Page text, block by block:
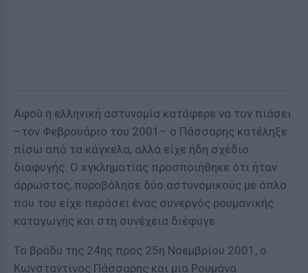
Αφού η ελληνική αστυνομία κατάφερε να τον πιάσει
–τον Φεβρουάριο του 2001– ο Πάσσαρης κατέληξε
πίσω από τα κάγκελα, αλλά είχε ήδη σχέδιο
διαφυγής. Ο εγκληματίας προσποιήθηκε ότι ήταν
άρρωστος, πυροβόλησε δύο αστυνομικούς με όπλο
που του είχε περάσει ένας συνεργός ρουμανικής
καταγωγής και στη συνέχεια διέφυγε.
Το βράδυ της 24ης προς 25η Νοεμβρίου 2001, ο
Κωνσταντίνος Πάσσαρης και μια Ρουμάνα